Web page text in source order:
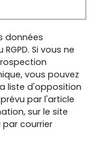
données
Si vous ne
vous pouvez
liste d'opposition
par l'article
sur le site
courrier